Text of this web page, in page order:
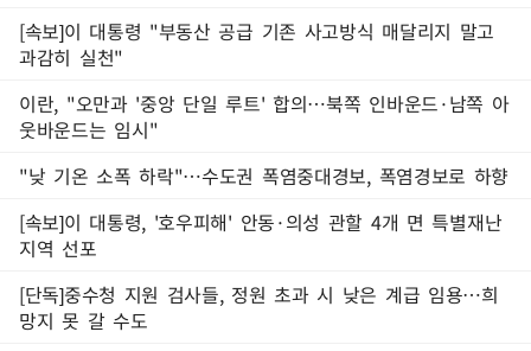
[속보]이 대통령 "부동산 공급 기존 사고방식 매달리지 말고
과감히 실천"
이란, "오만과 '중앙 단일 루트' 합의…북쪽 인바운드·남쪽 아
웃바운드는 임시"
"낮 기온 소폭 하락"…수도권 폭염중대경보, 폭염경보로 하향
[속보]이 대통령, '호우피해' 안동·의성 관할 4개 면 특별재난
지역 선포
[단독]중수청 지원 검사들, 정원 초과 시 낮은 계급 임용…희
망지 못 갈 수도